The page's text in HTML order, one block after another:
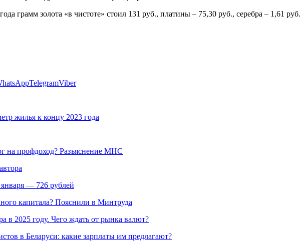
грамм золота «в чистоте» стоил 131 руб., платины – 75,30 руб., серебра – 1,61 руб.
TelegramViber
жилья к концу 2023 года
на профдоход? Разъяснение МНС
— 726 рублей
капитала? Пояснили в Минтруда
в 2025 году. Чего ждать от рынка валют?
в Беларуси: какие зарплаты им предлагают?